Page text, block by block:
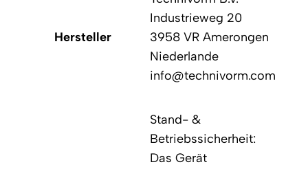
Hersteller
Industrieweg 20
3958 VR Amerongen
Niederlande
info@technivorm.com
Stand- &
Betriebssicherheit:
Das Gerät